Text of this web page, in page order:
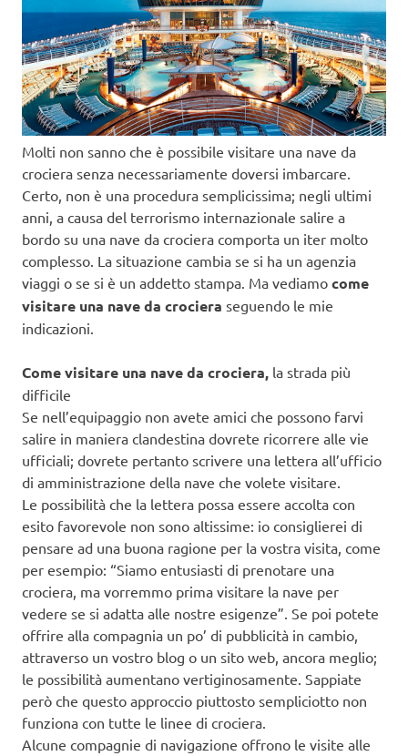
Molti non sanno che è possibile visitare una nave da
crociera senza necessariamente doversi imbarcare.
Certo, non è una procedura semplicissima; negli ultimi
anni, a causa del terrorismo internazionale salire a
bordo su una nave da crociera comporta un iter molto
complesso. La situazione cambia se si ha un agenzia
viaggi o se si è un addetto stampa. Ma vediamo come
visitare una nave da crociera seguendo le mie
indicazioni.
Come visitare una nave da crociera, la strada più
difficile
Se nell’equipaggio non avete amici che possono farvi
salire in maniera clandestina dovrete ricorrere alle vie
ufficiali; dovrete pertanto scrivere una lettera all’ufficio
di amministrazione della nave che volete visitare.
Le possibilità che la lettera possa essere accolta con
esito favorevole non sono altissime: io consiglierei di
pensare ad una buona ragione per la vostra visita, come
per esempio: “Siamo entusiasti di prenotare una
crociera, ma vorremmo prima visitare la nave per
vedere se si adatta alle nostre esigenze”. Se poi potete
offrire alla compagnia un po’ di pubblicità in cambio,
attraverso un vostro blog o un sito web, ancora meglio;
le possibilità aumentano vertiginosamente. Sappiate
però che questo approccio piuttosto sempliciotto non
funziona con tutte le linee di crociera.
Alcune compagnie di navigazione offrono le visite alle